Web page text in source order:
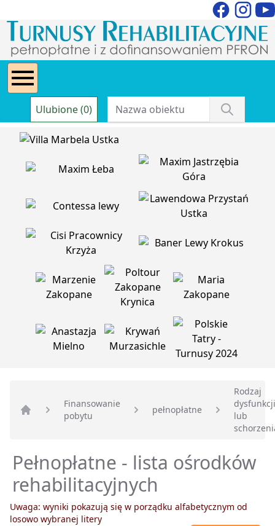
Ulubione (0)
Strona główna
Finansowanie
pobytu
pełnopłatne
Rodzaj
dysfunkcji
lub
Pełnopłatne - lista ośrodków
rehabilitacyjnych
Uwaga: wyniki pokazują się w porządku alfabetycznym od
losowo wybranej litery